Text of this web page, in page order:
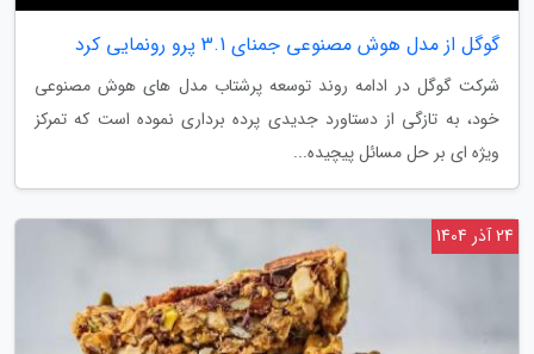
گوگل از مدل هوش مصنوعی جمنای 3.1 پرو رونمایی کرد
شرکت گوگل در ادامه روند توسعه پرشتاب مدل های هوش مصنوعی
خود، به تازگی از دستاورد جدیدی پرده برداری نموده است که تمرکز
ویژه ای بر حل مسائل پیچیده...
24 آذر 1404